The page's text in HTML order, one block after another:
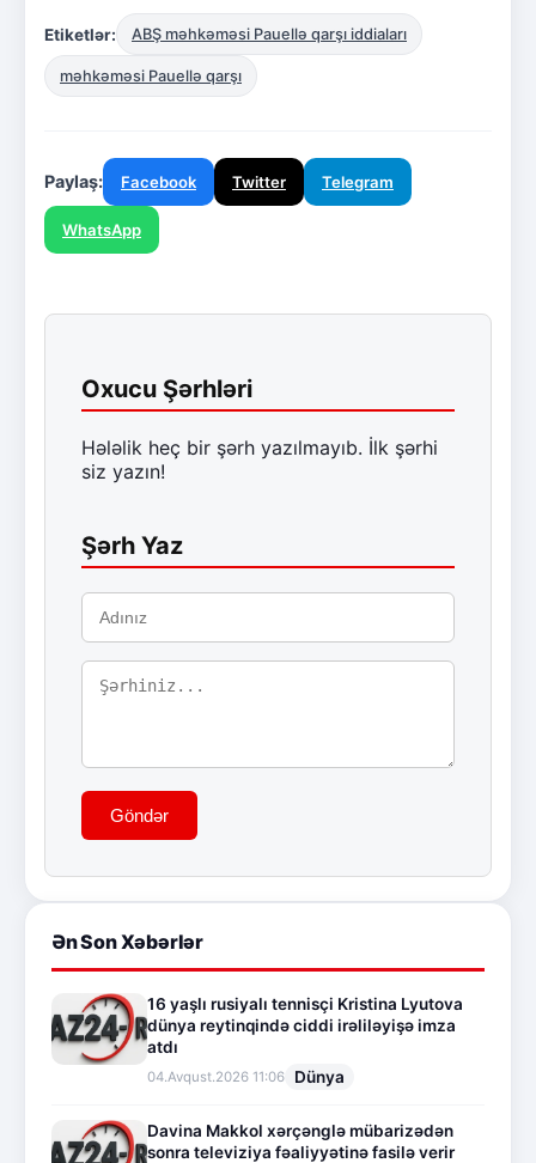
Etiketlər: ABŞ məhkəməsi Pauellə qarşı iddiaları
məhkəməsi Pauellə qarşı
Paylaş: Facebook Twitter Telegram
WhatsApp
Oxucu Şərhləri
Hələlik heç bir şərh yazılmayıb. İlk şərhi
siz yazın!
Şərh Yaz
Göndər
Ən Son Xəbərlər
16 yaşlı rusiyalı tennisçi Kristina Lyutova
dünya reytinqində ciddi irəliləyişə imza
atdı
04.Avqust.2026 11:06 Dünya
Davina Makkol xərçənglə mübarizədən
sonra televiziya fəaliyyətinə fasilə verir